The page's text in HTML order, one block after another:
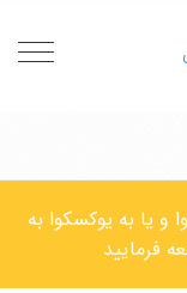
و یا به یوکسکوا به
فرمایید